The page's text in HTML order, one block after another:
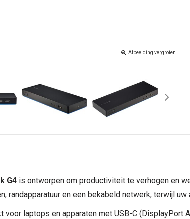
Afbeelding vergroten
G4 is ontworpen om productiviteit te verhogen en
randapparatuur en een bekabeld netwerk, terwijl
voor laptops en apparaten met USB-C